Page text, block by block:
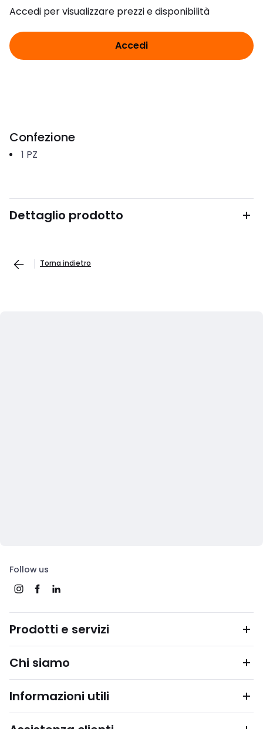
Accedi per visualizzare prezzi e disponibilità
Accedi
Confezione
1 PZ
Dettaglio prodotto
Torna indietro
Follow us
Prodotti e servizi
Chi siamo
Informazioni utili